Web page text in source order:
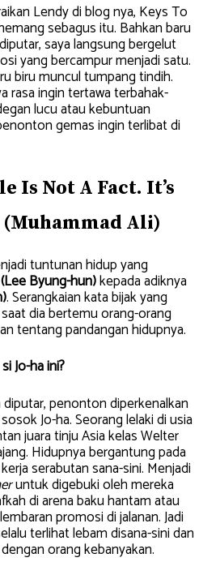
Lendy di blog nya, Keys To
sebagus itu. Bahkan baru
saya langsung bergelut
yang bercampur menjadi satu.
biru muncul tumpang tindih.
rasa ingin tertawa terbahak-
lucu atau kebuntuan
gemas ingin terlibat di
Is Not A Fact. It’s
(Muhammad Ali)
tuntunan hidup yang
Byung-hun)kepada adiknya
. Serangkaian kata bijak yang
dia bertemu orang-orang
tentang pandangan hidupnya.
Jo-ha ini?
penonton diperkenalkan
Jo-ha. Seorang lelaki di usia
juara tinju Asia kelas Welter
Hidupnya bergantung pada
serabutan sana-sini. Menjadi
untuk digebuki oleh mereka
di arena baku hantam atau
promosi di jalanan. Jadi
terlihat lebam disana-sini dan
orang kebanyakan.